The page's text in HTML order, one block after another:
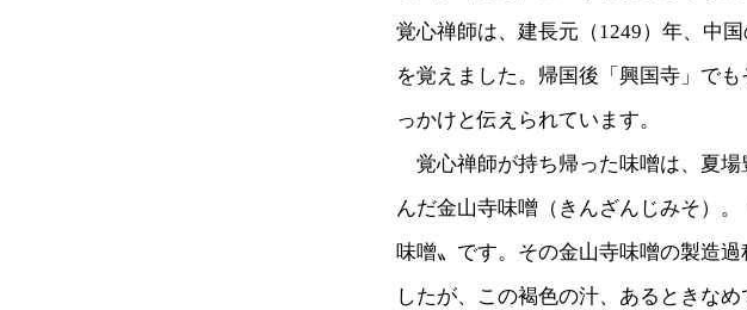
覚心禅師は、建長元（1249）年、中
を覚えました。帰国後「興国寺」で
っかけと伝えられています。
覚心禅師が持ち帰った味噌は、夏場
んだ金山寺味噌（きんざんじみそ）
味噌〟です。その金山寺味噌の製造
したが、この褐色の汁、あるときな